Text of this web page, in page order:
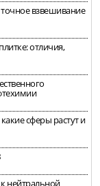
взвешивание
отличия,
сферы растут и
нейтральной